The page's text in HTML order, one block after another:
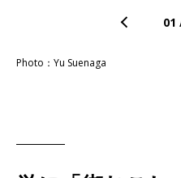
01
Photo：Yu Suenaga